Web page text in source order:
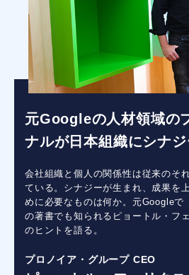
元Googleの人材領域の
ナルが日本組織にシナ
会社組織と個人の関係性は従来のそ
ている。シナジーが生まれ、成果を
めに必要なものは何か。元Googleで
の著書でも知られるピョートル・フ
のヒントを語る。
プロノイア・グループ CEO